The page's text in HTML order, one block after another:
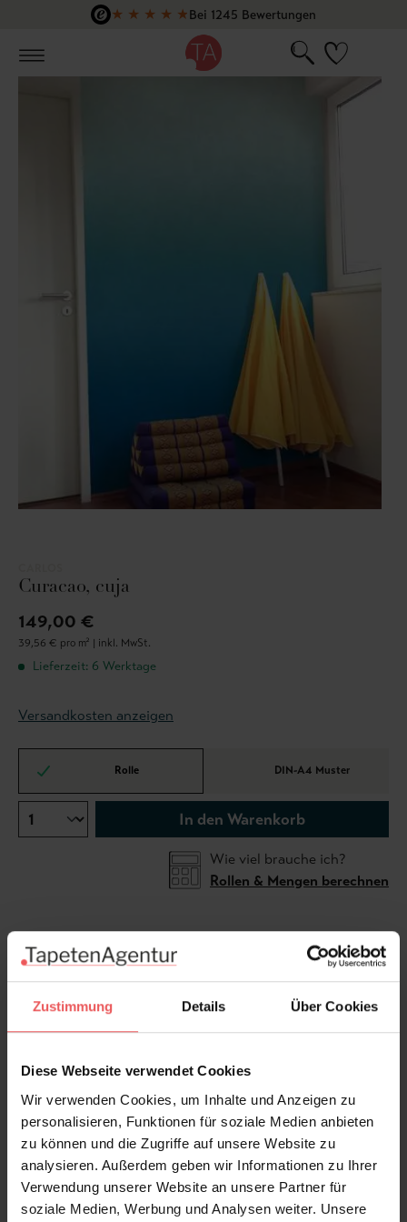
Zustimmung Details Über Cookies
Diese Webseite verwendet Cookies
Wir verwenden Cookies, um Inhalte und Anzeigen zu
personalisieren, Funktionen für soziale Medien anbieten
zu können und die Zugriffe auf unsere Website zu
analysieren. Außerdem geben wir Informationen zu Ihrer
Verwendung unserer Website an unsere Partner für
soziale Medien, Werbung und Analysen weiter. Unsere
Zum Hauptinhalt springen
★ ★ ★ ★ ★Bei 1245 Bewertungen
Curacao, cuja
149,00 €
39,56 € pro m² | inkl. MwSt.
Lieferzeit: 6 Werktage
Versandkosten anzeigen
Rolle DIN-A4 Muster
In den Warenkorb
Wie viel brauche ich?
Rollen & Mengen berechnen
...mehr über Edition | Designer's
...zur Kollektion von Heimathafen
Das Motiv kann horizontal angesetzt werden und ist
damit unendlich erweiterbar.